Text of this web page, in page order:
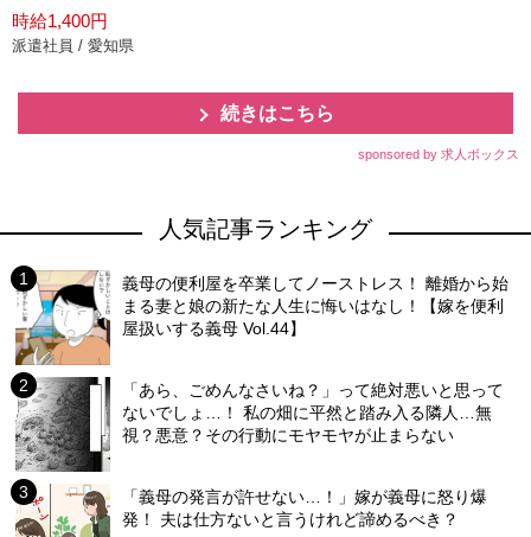
時給1,400円
派遣社員 / 愛知県
続きはこちら
sponsored by 求人ボックス
人気記事ランキング
義母の便利屋を卒業してノーストレス！ 離婚から始
まる妻と娘の新たな人生に悔いはなし！【嫁を便利
屋扱いする義母 Vol.44】
「あら、ごめんなさいね？」って絶対悪いと思って
ないでしょ…！ 私の畑に平然と踏み入る隣人…無
視？悪意？その行動にモヤモヤが止まらない
「義母の発言が許せない…！」嫁が義母に怒り爆
発！ 夫は仕方ないと言うけれど諦めるべき？